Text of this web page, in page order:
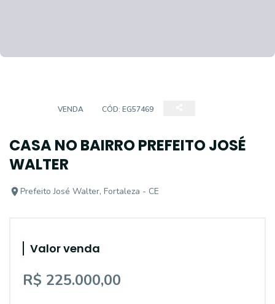
VENDA CÓD: EG57469
CASA NO BAIRRO PREFEITO JOSÉ
WALTER
Prefeito José Walter, Fortaleza - CE
Valor venda
R$ 225.000,00